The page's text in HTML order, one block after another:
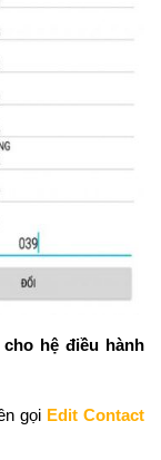
hệ điều hành
gọi Edit Contact